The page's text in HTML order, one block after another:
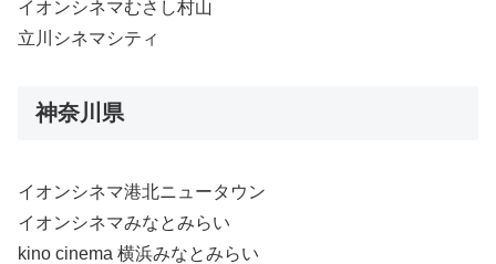
イオンシネマむさし村山
立川シネマシティ
神奈川県
イオンシネマ港北ニュータウン
イオンシネマみなとみらい
kino cinema 横浜みなとみらい